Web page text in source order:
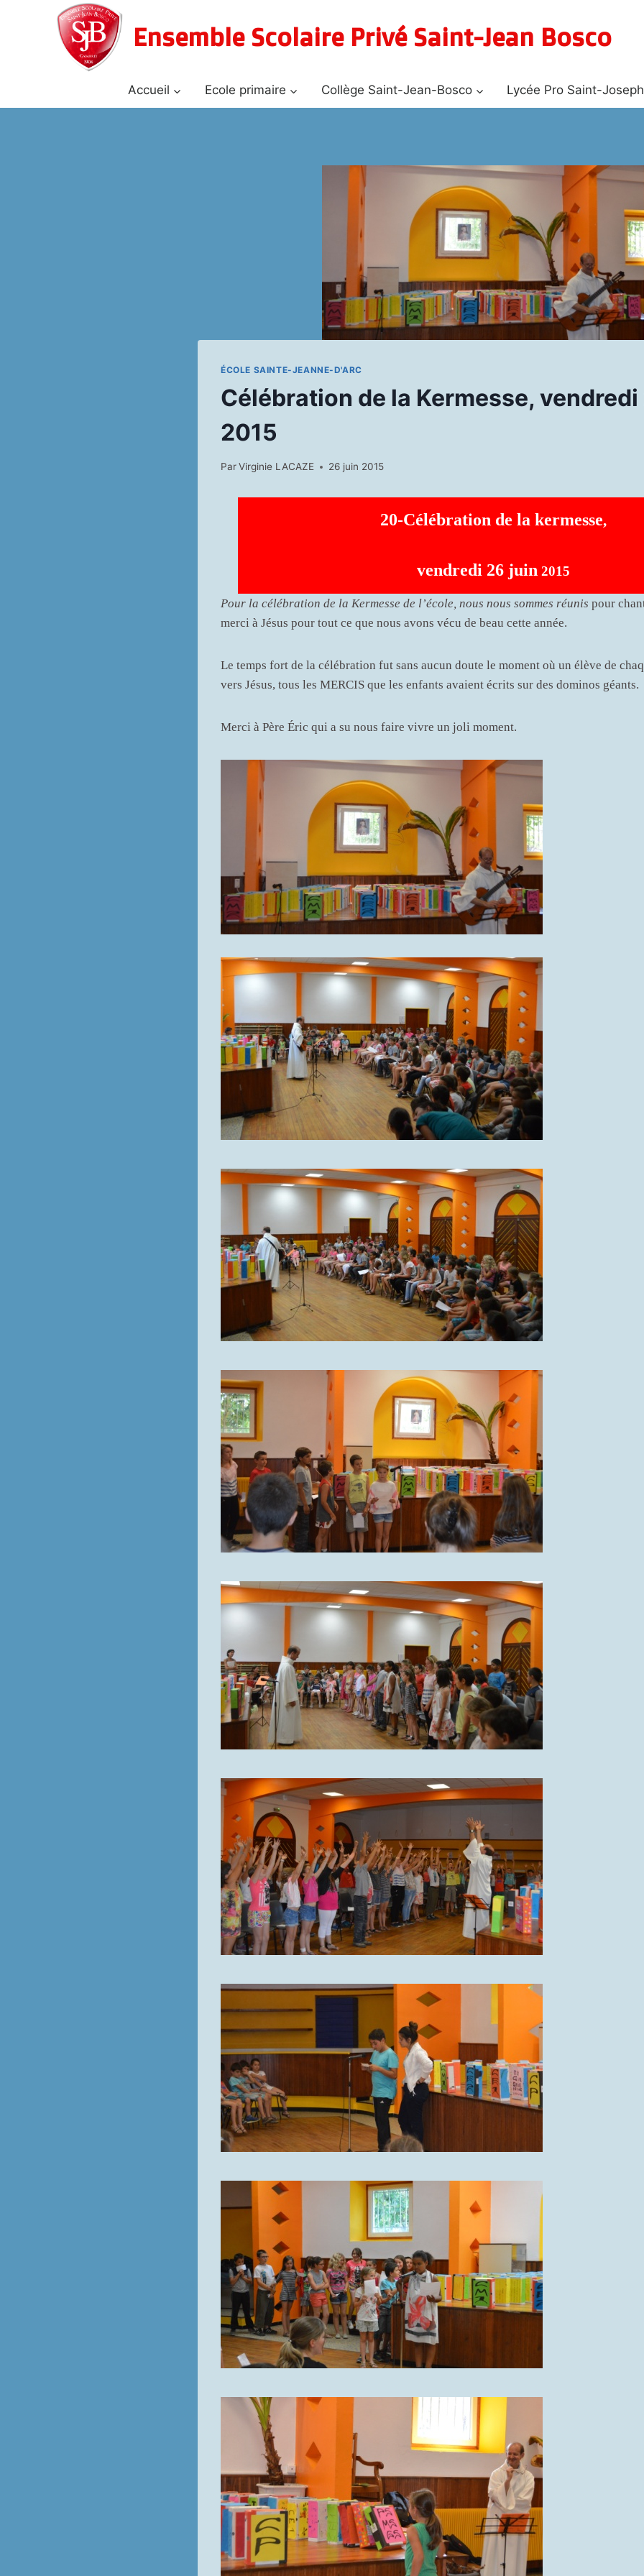
Ensemble Scolaire Privé Saint-Jean Bosco
Accueil Ecole primaire Collège Saint-Jean-Bosco Lycée Pro Saint-Joseph
ÉCOLE SAINTE-JEANNE-D'ARC
Célébration de la Kermesse,
2015
ParVirginie LACAZE 26 juin 2015
20-Célébration de la kermesse,
vendredi 26 juin 2015
Pour la célébration de la Kermesse de l’école, nous nous sommes réunis pour
merci à Jésus pour tout ce que nous avons vécu de beau cette année.
Le temps fort de la célébration fut sans aucun doute le moment où un élève de
vers Jésus, tous les MERCIS que les enfants avaient écrits sur des dominos géants.
Merci à Père Éric qui a su nous faire vivre un joli moment.